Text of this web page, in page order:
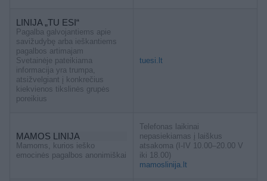
LINIJA „TU ESI“
Pagalba galvojantiems apie
savižudybę arba ieškantiems
pagalbos artimajam
Svetainėje pateikiama
informacija yra trumpa,
atsižvelgiant į konkrečius
kiekvienos tikslinės grupės
poreikius
tuesi.lt
MAMOS LINIJA
Mamoms, kurios ieško
emocinės pagalbos anonimiškai
Telefonas laikinai
nepasiekiamas į laiškus
atsakoma (I-IV 10.00–20.00 V
iki 18.00)
mamoslinija.lt